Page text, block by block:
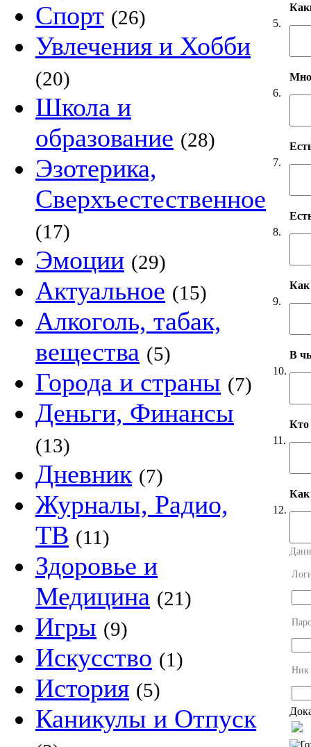
Спорт (26)
Увлечения и Хобби
(20)
Школа и
образование (28)
Эзотерика,
Сверхъестественное
(17)
Эмоции (29)
Актуальное (15)
Алкоголь, табак,
вещества (5)
Города и страны (7)
Деньги, Финансы
(13)
Дневник (7)
Журналы, Радио,
ТВ (11)
Здоровье и
Медицина (21)
Игры (9)
Искусство (1)
История (5)
Каникулы и Отпуск
5.
6.
7.
8.
9.
Как
10.
В
11.
Кто
12.
Как
Ник